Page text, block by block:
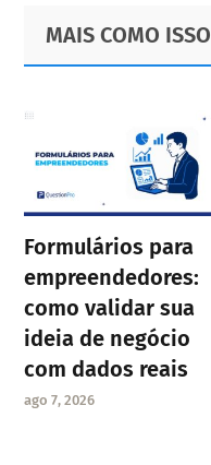
Primary
Sidebar
Footer
MAIS COMO ISSO
Formulários para
empreendedores:
como validar sua
ideia de negócio
com dados reais
ago 7, 2026